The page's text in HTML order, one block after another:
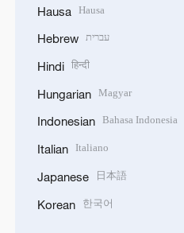
Hausa Hausa
Hebrew עברית
Hindi हिन्दी
Hungarian Magyar
Indonesian Bahasa Indonesia
Italian Italiano
Japanese 日本語
Korean 한국어